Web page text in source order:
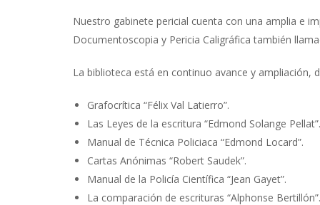
Nuestro gabinete pericial cuenta con una amplia e
Documentoscopia y Pericia Caligráfica también
La biblioteca está en continuo avance y
Grafocrítica “Félix Val Latierro”.
Las Leyes de la escritura “Edmond Solange Pellat”.
Manual de Técnica Policiaca “Edmond Locard”.
Cartas Anónimas “Robert Saudek”.
Manual de la Policía Científica “Jean Gayet”.
La comparación de escrituras “Alphonse Bertillón”.